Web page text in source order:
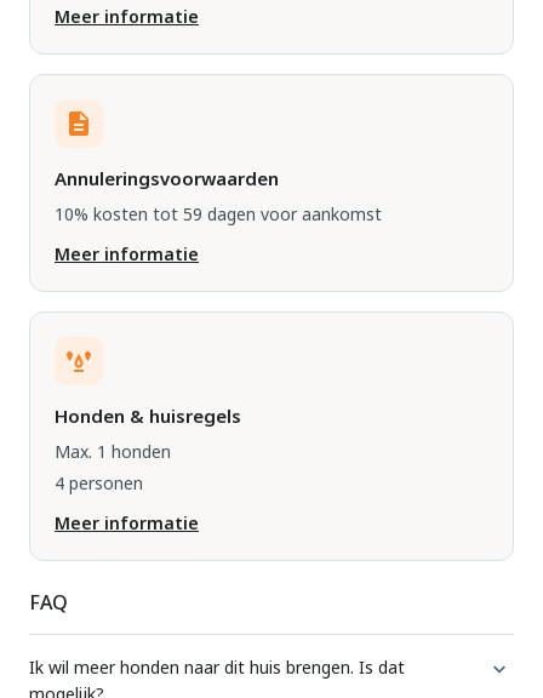
Meer informatie
Annuleringsvoorwaarden
10% kosten tot 59 dagen voor aankomst
Meer informatie
Honden & huisregels
Max. 1 honden
4 personen
Meer informatie
FAQ
Ik wil meer honden naar dit huis brengen. Is dat